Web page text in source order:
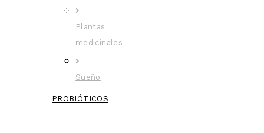
Plantas
medicinales
Sueño
PROBIÓTICOS